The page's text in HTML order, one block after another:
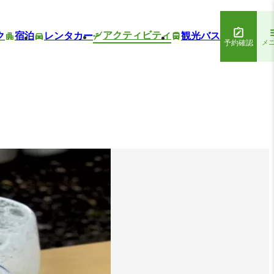
宿泊 レンタカー アクティビティ 観光バス
予約確認 メ